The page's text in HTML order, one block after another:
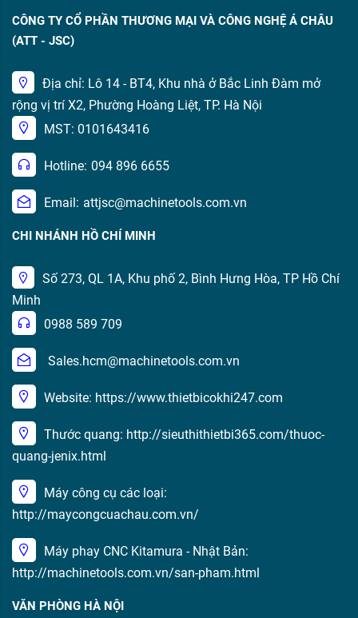
CÔNG TY CỔ PHẦN THƯƠNG MẠI VÀ CÔNG NGHỆ Á CHÂU
(ATT - JSC)
Địa chỉ: Lô 14 - BT4, Khu nhà ở Bắc Linh Đàm mở
rộng vị trí X2, Phường Hoàng Liệt, TP. Hà Nội
MST: 0101643416
Hotline: 094 896 6655
Email: attjsc@machinetools.com.vn
CHI NHÁNH HỒ CHÍ MINH
Số 273, QL 1A, Khu phố 2, Bình Hưng Hòa, TP Hồ Chí
Minh
0988 589 709
Sales.hcm@machinetools.com.vn
Website: https://www.thietbicokhi247.com
Thước quang: http://sieuthithietbi365.com/thuoc-
quang-jenix.html
Máy công cụ các loại:
http://maycongcuachau.com.vn/
Máy phay CNC Kitamura - Nhật Bản:
http://machinetools.com.vn/san-pham.html
VĂN PHÒNG HÀ NỘI